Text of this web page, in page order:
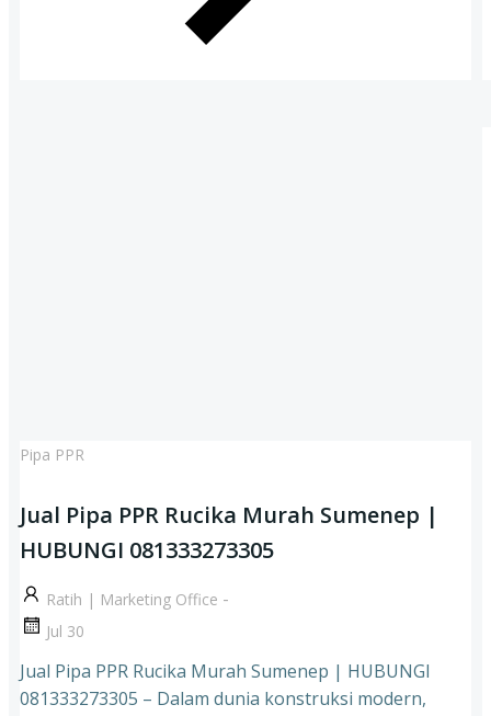
Pipa PPR
Jual Pipa PPR Rucika Murah Sumenep |
HUBUNGI 081333273305
Ratih | Marketing Office -
Jul 30
Jual Pipa PPR Rucika Murah Sumenep | HUBUNGI
081333273305 – Dalam dunia konstruksi modern,